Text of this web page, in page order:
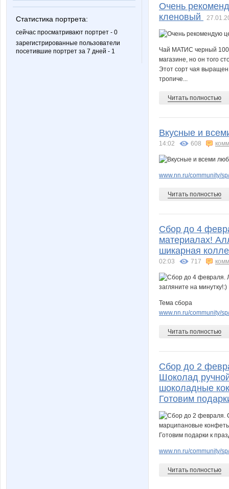
Статистика портрета:
сейчас просматривают портрет - 0
зарегистрированные пользователи
посетившие портрет за 7 дней - 1
Очень
кленовый
Чай МАТИС черный
магазине, но он того
Этот сорт чая
тропиче...
Читать полностью
Вкусные и
14:02 608
www.nn.ru/community/
Читать полностью
Сбор до 4
материалах!
шикарная
02:03 717
Тема сбора
www.nn.ru/community/
Читать полностью
Сбор до 2
Шоколад
шоколадные
Готовим
www.nn.ru/community/
Читать полностью